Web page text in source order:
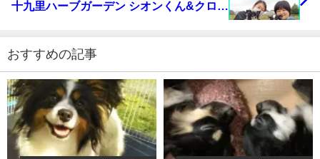
十九里ハーブガーデン シオンくん&クロワ
´ー｀人´ー｀〃)
おすすめの記事